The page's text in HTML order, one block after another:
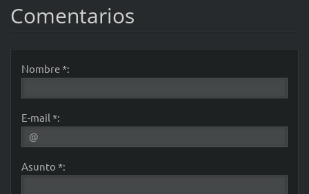
Comentarios
Nombre *:
E-mail *:
Asunto *: